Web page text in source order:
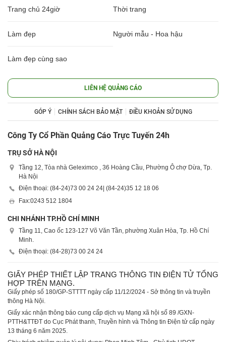
Trang chủ 24giờ Thời trang
Làm đẹp Người mẫu - Hoa hậu
Làm đẹp cùng sao
LIÊN HỆ QUẢNG CÁO
GÓP Ý CHÍNH SÁCH BẢO MẬT ĐIỀU KHOẢN SỬ DỤNG
Công Ty Cổ Phần Quảng Cáo Trực Tuyến 24h
TRỤ SỞ HÀ NỘI
Tầng 12, Tòa nhà Geleximco , 36 Hoàng Cầu, Phường Ô chợ Dừa, Tp.
Hà Nội
Điện thoại: (84-24)73 00 24 24 | (84-24)35 12 18 06
Fax:0243 512 1804
CHI NHÁNH TP.HỒ CHÍ MINH
Tầng 11, Cao ốc 123-127 Võ Văn Tần, phường Xuân Hòa, Tp. Hồ Chí
Minh.
Điện thoại: (84-28)73 00 24 24
GIẤY PHÉP THIẾT LẬP TRANG THÔNG TIN ĐIỆN TỬ TỔNG
HỢP TRÊN MẠNG.
Giấy phép số 180/GP-STTTT ngày cấp 11/12/2024 - Sở thông tin và truyền
thông Hà Nội.
Giấy xác nhận thông báo cung cấp dịch vụ Mạng xã hội số 89 /GXN-
PTTH&TTĐT do Cục Phát thanh, Truyền hình và Thông tin Điện tử cấp ngày
13 tháng 6 năm 2025.